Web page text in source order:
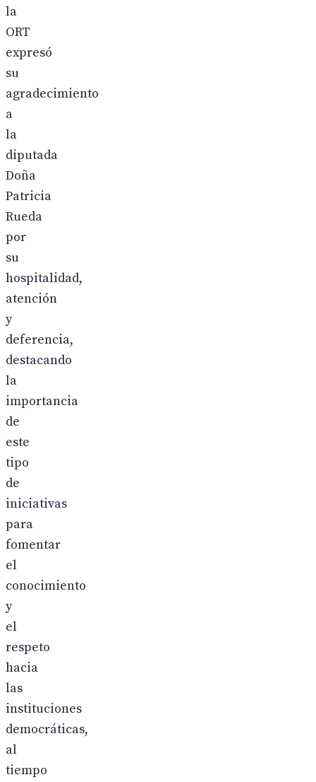
la
ORT
expresó
su
agradecimiento
a
la
diputada
Doña
Patricia
Rueda
por
su
hospitalidad,
atención
y
deferencia,
destacando
la
importancia
de
este
tipo
de
iniciativas
para
fomentar
el
conocimiento
y
el
respeto
hacia
las
instituciones
democráticas,
al
tiempo